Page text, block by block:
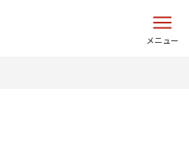
メニュー